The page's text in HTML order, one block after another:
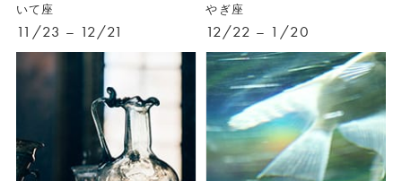
いて座
11/23 – 12/21
やぎ座
12/22 – 1/20